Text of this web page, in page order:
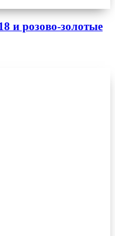
и розово-золотые